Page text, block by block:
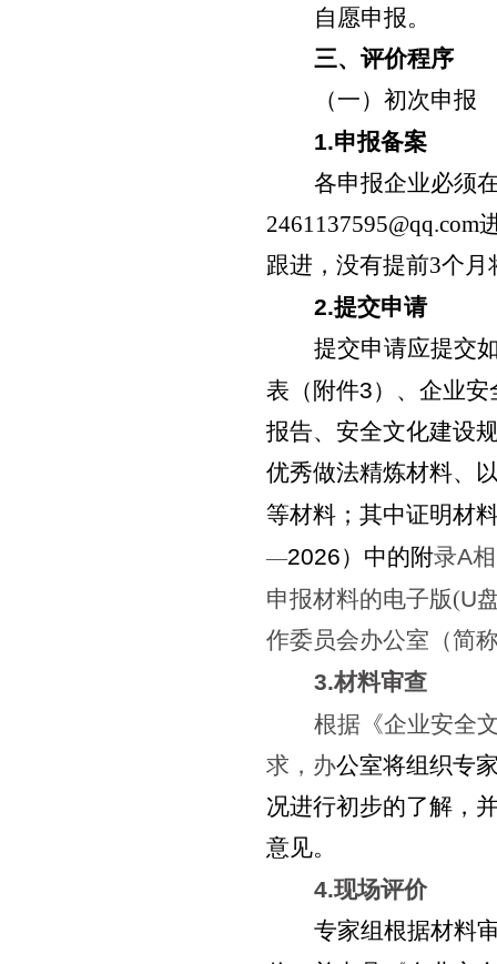
自愿申报。
三、评价程序
（一）初次申报
1.申报备案
各申报企业必须
2461137595@qq.com
跟进，没有提前3个
2.提交申请
提交申请应提交
表（附件3）、企业
报告、安全文化建设
优秀做法精炼材料、
等材料；其中证明材
—2026）中的附录A
申报材料的电子版(U
作委员会办公室（简
3.材料审查
根据《企业安全
求，办公室将组织专
况进行初步的了解，
意见。
4.现场评价
专家组根据材料